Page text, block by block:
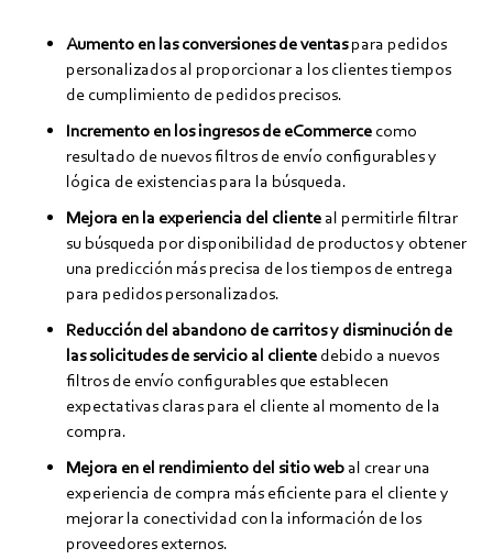
Aumento en las conversiones de ventaspara pedidos
personalizados al proporcionar a los clientes tiempos
de cumplimiento de pedidos precisos.
Incremento en los ingresos de eCommerce como
resultado de nuevos filtros de envío configurables y
lógica de existencias para la búsqueda.
Mejora en la experiencia del cliente al permitirle filtrar
su búsqueda por disponibilidad de productos y obtener
una predicción más precisa de los tiempos de entrega
para pedidos personalizados.
Reducción del abandono de carritos y disminución de
las solicitudes de servicio al cliente debido a nuevos
filtros de envío configurables que establecen
expectativas claras para el cliente al momento de la
compra.
Mejora en el rendimiento del sitio web al crear una
experiencia de compra más eficiente para el cliente y
mejorar la conectividad con la información de los
proveedores externos.